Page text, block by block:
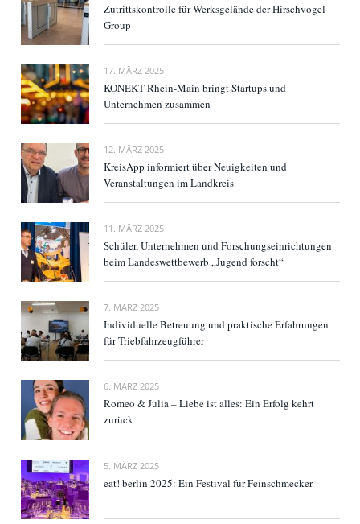
Zutrittskontrolle für Werksgelände der Hirschvogel
Group
17. MÄRZ 2025
KONEKT Rhein-Main bringt Startups und
Unternehmen zusammen
12. MÄRZ 2025
KreisApp informiert über Neuigkeiten und
Veranstaltungen im Landkreis
11. MÄRZ 2025
Schüler, Unternehmen und Forschungseinrichtungen
beim Landeswettbewerb „Jugend forscht“
7. MÄRZ 2025
Individuelle Betreuung und praktische Erfahrungen
für Triebfahrzeugführer
6. MÄRZ 2025
Romeo & Julia – Liebe ist alles: Ein Erfolg kehrt
zurück
5. MÄRZ 2025
eat! berlin 2025: Ein Festival für Feinschmecker